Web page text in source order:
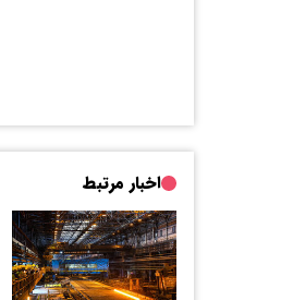
اخبار مرتبط